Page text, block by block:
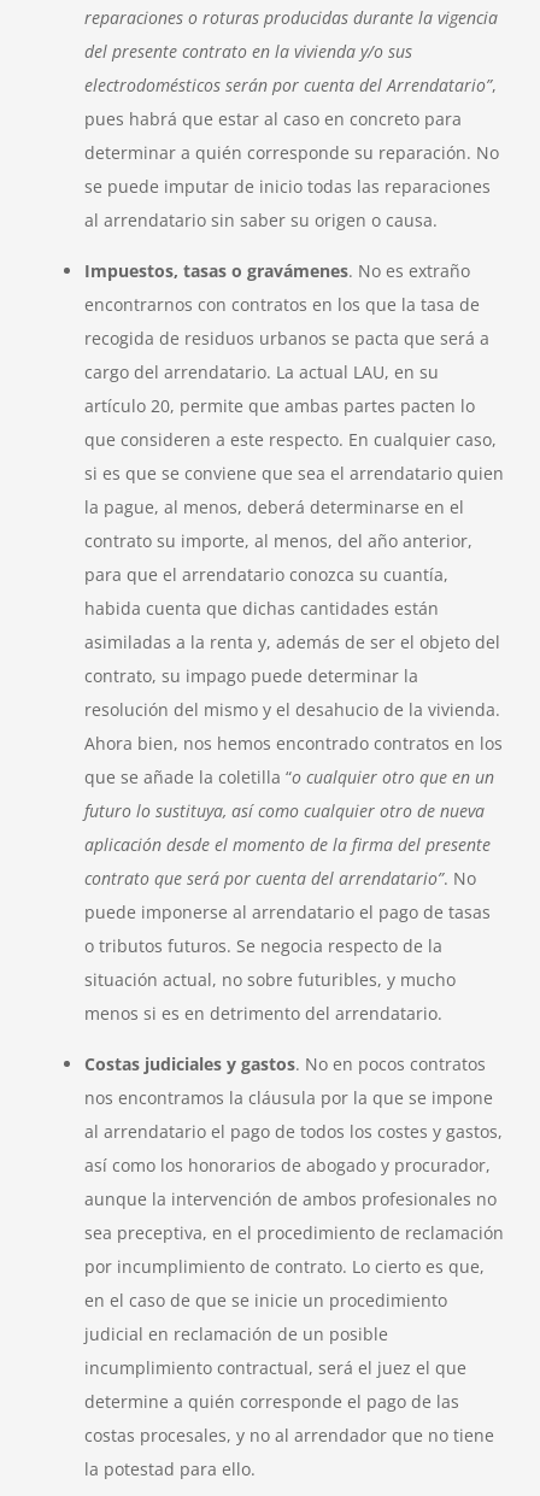
reparaciones o roturas producidas durante la vigencia
del presente contrato en la vivienda y/o sus
electrodomésticos serán por cuenta del Arrendatario”,
pues habrá que estar al caso en concreto para
determinar a quién corresponde su reparación. No
se puede imputar de inicio todas las reparaciones
al arrendatario sin saber su origen o causa.
Impuestos, tasas o gravámenes. No es extraño
encontrarnos con contratos en los que la tasa de
recogida de residuos urbanos se pacta que será a
cargo del arrendatario. La actual LAU, en su
artículo 20, permite que ambas partes pacten lo
que consideren a este respecto. En cualquier caso,
si es que se conviene que sea el arrendatario quien
la pague, al menos, deberá determinarse en el
contrato su importe, al menos, del año anterior,
para que el arrendatario conozca su cuantía,
habida cuenta que dichas cantidades están
asimiladas a la renta y, además de ser el objeto del
contrato, su impago puede determinar la
resolución del mismo y el desahucio de la vivienda.
Ahora bien, nos hemos encontrado contratos en los
que se añade la coletilla “o cualquier otro que en un
futuro lo sustituya, así como cualquier otro de nueva
aplicación desde el momento de la firma del presente
contrato que será por cuenta del arrendatario”. No
puede imponerse al arrendatario el pago de tasas
o tributos futuros. Se negocia respecto de la
situación actual, no sobre futuribles, y mucho
menos si es en detrimento del arrendatario.
Costas judiciales y gastos. No en pocos contratos
nos encontramos la cláusula por la que se impone
al arrendatario el pago de todos los costes y gastos,
así como los honorarios de abogado y procurador,
aunque la intervención de ambos profesionales no
sea preceptiva, en el procedimiento de reclamación
por incumplimiento de contrato. Lo cierto es que,
en el caso de que se inicie un procedimiento
judicial en reclamación de un posible
incumplimiento contractual, será el juez el que
determine a quién corresponde el pago de las
costas procesales, y no al arrendador que no tiene
la potestad para ello.